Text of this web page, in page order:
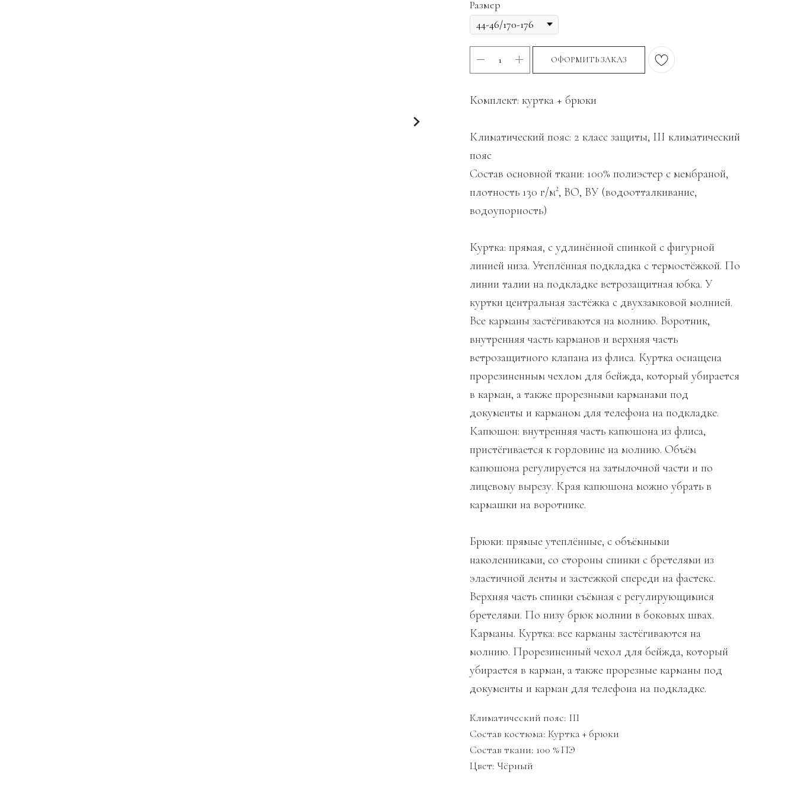
Размер
ОФОРМИТЬ ЗАКАЗ
Комплект: куртка + брюки
Климатический пояс: 2 класс защиты, III климатический
пояс
Состав основной ткани: 100% полиэстер с мембраной,
плотность 130 г/м², ВО, ВУ (водоотталкивание,
водоупорность)
Куртка: прямая, с удлинённой спинкой с фигурной
линией низа. Утеплённая подкладка с термостёжкой. По
линии талии на подкладке ветрозащитная юбка. У
куртки центральная застёжка с двухзамковой молнией.
Все карманы застёгиваются на молнию. Воротник,
внутренняя часть карманов и верхняя часть
ветрозащитного клапана из флиса. Куртка оснащена
прорезиненным чехлом для бейжда, который убирается
в карман, а также прорезными карманами под
документы и карманом для телефона на подкладке.
Капюшон: внутренняя часть капюшона из флиса,
пристёгивается к горловине на молнию. Объём
капюшона регулируется на затылочной части и по
лицевому вырезу. Края капюшона можно убрать в
кармашки на воротнике.
Брюки: прямые утеплённые, с объёмными
наколенниками, со стороны спинки с бретелями из
эластичной ленты и застежкой спереди на фастекс.
Верхняя часть спинки съёмная с регулирующимися
бретелями. По низу брюк молнии в боковых швах.
Карманы. Куртка: все карманы застёгиваются на
молнию. Прорезиненный чехол для бейжда, который
убирается в карман, а также прорезные карманы под
документы и карман для телефона на подкладке.
Климатический пояс: III
Состав костюма: Куртка + брюки
Состав ткани: 100 % ПЭ
Цвет: Чёрный